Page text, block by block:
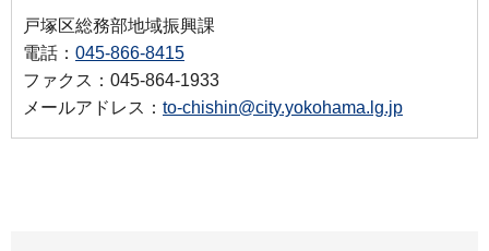
戸塚区総務部地域振興課
電話： 045-866-8415
ファクス：045-864-1933
メールアドレス： to-chishin@city.yokohama.lg.jp